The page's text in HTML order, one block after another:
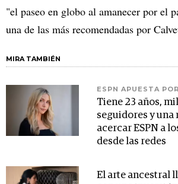
"el paseo en globo al amanecer por el
una de las más recomendadas por
MIRA TAMBIÉN
ESPN APUESTA
Tiene 23 años,
seguidores y una
acercar ESPN a
desde las redes
El arte ancestral